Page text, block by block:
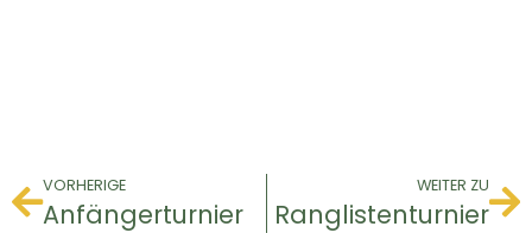
VORHERIGE
Anfängerturnier
WEITER ZU
Ranglistenturnier